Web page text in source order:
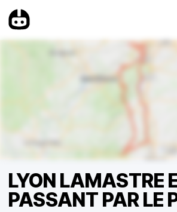
LYON LAMASTRE
PASSANT PAR LE